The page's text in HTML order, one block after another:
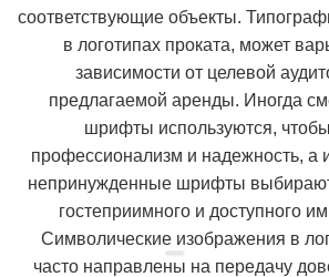
соответствующие объекты.
в логотипах проката, может
зависимости от целевой
предлагаемой аренды. Иногда
шрифты используются,
профессионализм и надежность, а
непринужденные шрифты
гостеприимного и доступного
Символические изображения в
часто направлены на передачу